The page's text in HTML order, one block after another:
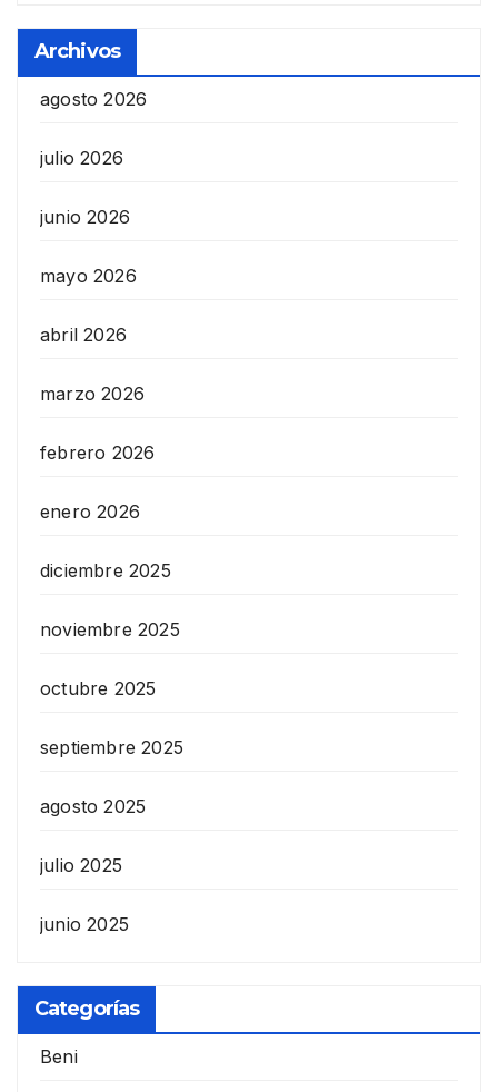
Archivos
agosto 2026
julio 2026
junio 2026
mayo 2026
abril 2026
marzo 2026
febrero 2026
enero 2026
diciembre 2025
noviembre 2025
octubre 2025
septiembre 2025
agosto 2025
julio 2025
junio 2025
Categorías
Beni